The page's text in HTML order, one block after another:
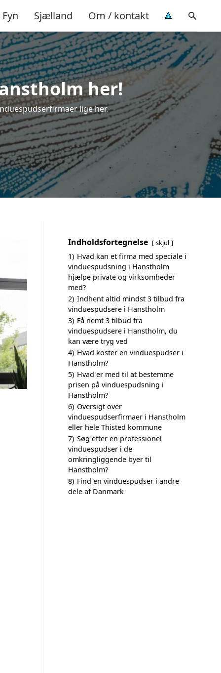
Fyn Sjælland Om / kontakt
her!
lige her.
Indholdsfortegnelse skjul
1) Hvad kan et firma med speciale i
vinduespudsning i Hanstholm
hjælpe private og virksomheder
med?
2) Indhent altid mindst 3 tilbud fra
vinduespudsere i Hanstholm
3) Få nemt 3 tilbud fra
vinduespudsere i Hanstholm, du
kan være tryg ved
4) Hvad koster en vinduespudser i
Hanstholm?
5) Hvad er med til at bestemme
prisen på vinduespudsning i
Hanstholm?
6) Oversigt over
vinduespudserfirmaer i Hanstholm
eller hele Thisted kommune
7) Søg efter en professionel
vinduespudser i de
omkringliggende byer til
Hanstholm?
8) Find en vinduespudser i andre
dele af Danmark